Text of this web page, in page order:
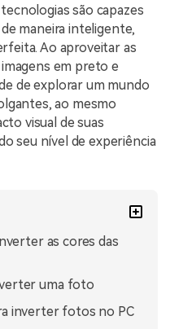
são capazes
maneira inteligente,
Ao aproveitar as
em preto e
de explorar um mundo
ao mesmo
visual de suas
seu nível de experiência
as cores das
uma foto
inverter fotos no PC